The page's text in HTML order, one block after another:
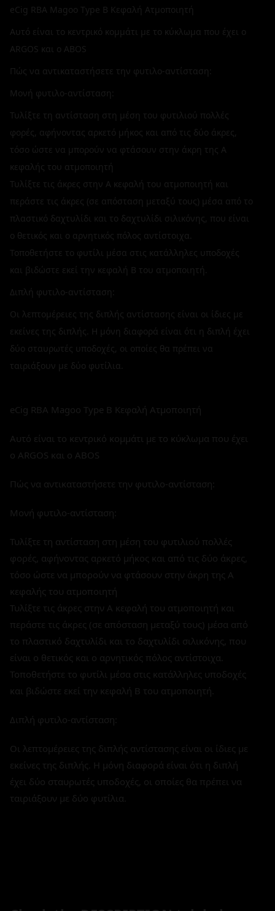
eCig RBA Magoo Type B Κεφαλή Ατμοποιητή
Αυτό είναι το κεντρικό κομμάτι με το κύκλωμα που έχει ο
ARGOS και ο ABOS
Πώς να αντικαταστήσετε την φυτιλο-αντίσταση:
Μονή φυτιλο-αντίσταση:
Τυλίξτε τη αντίσταση στη μέση του φυτιλιού πολλές
φορές, αφήνοντας αρκετό μήκος και από τις δύο άκρες,
τόσο ώστε να μπορούν να φτάσουν στην άκρη της Α
κεφαλής του ατμοποιητή
Τυλίξτε τις άκρες στην Α κεφαλή του ατμοποιητή και
περάστε τις άκρες (σε απόσταση μεταξύ τους) μέσα από το
πλαστικό δαχτυλίδι και το δαχτυλίδι σιλικόνης, που είναι
ο θετικός και ο αρνητικός πόλος αντίστοιχα.
Τοποθετήστε το φυτίλι μέσα στις κατάλληλες υποδοχές
και βιδώστε εκεί την κεφαλή Β του ατμοποιητή.
Διπλή φυτιλο-αντίσταση:
Οι λεπτομέρειες της διπλής αντίστασης είναι οι ίδιες με
εκείνες της διπλής. Η μόνη διαφορά είναι ότι η διπλή έχει
δύο σταυρωτές υποδοχές, οι οποίες θα πρέπει να
ταιριάξουν με δύο φυτίλια.
eCig RBA Magoo Type B Κεφαλή Ατμοποιητή
Αυτό είναι το κεντρικό κομμάτι με το κύκλωμα που έχει
ο ARGOS και ο ABOS
Πώς να αντικαταστήσετε την φυτιλο-αντίσταση:
Μονή φυτιλο-αντίσταση:
Τυλίξτε τη αντίσταση στη μέση του φυτιλιού πολλές
φορές, αφήνοντας αρκετό μήκος και από τις δύο άκρες,
τόσο ώστε να μπορούν να φτάσουν στην άκρη της Α
κεφαλής του ατμοποιητή
Τυλίξτε τις άκρες στην Α κεφαλή του ατμοποιητή και
περάστε τις άκρες (σε απόσταση μεταξύ τους) μέσα από
το πλαστικό δαχτυλίδι και το δαχτυλίδι σιλικόνης, που
είναι ο θετικός και ο αρνητικός πόλος αντίστοιχα.
Τοποθετήστε το φυτίλι μέσα στις κατάλληλες υποδοχές
και βιδώστε εκεί την κεφαλή Β του ατμοποιητή.
Διπλή φυτιλο-αντίσταση:
Οι λεπτομέρειες της διπλής αντίστασης είναι οι ίδιες με
εκείνες της διπλής. Η μόνη διαφορά είναι ότι η διπλή
έχει δύο σταυρωτές υποδοχές, οι οποίες θα πρέπει να
ταιριάξουν με δύο φυτίλια.